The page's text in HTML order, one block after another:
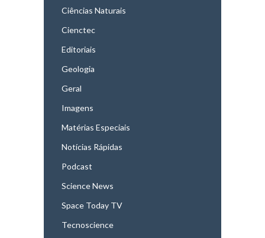
Ciências Naturais
Cienctec
Editoriais
Geologia
Geral
Imagens
Matérias Especiais
Notícias Rápidas
Podcast
Science News
Space Today TV
Tecnoscience